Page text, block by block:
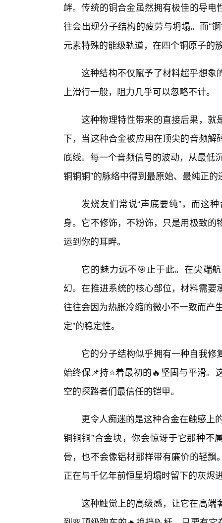
衅。传统的铜合金虽然拥有极佳的导
往会出现分子结构的疲劳与坍塌。而“
元素特殊的能级轨道，在四个铜原子的
这种结构不仅赋予了材料超乎想象
上滑行一般，阻力几乎可以忽略不计。
这种物理特性带来的直接后果，就
下，当这种合金被应用在顶尖的音频
底线。每一个音频信号的波动，从最低
铜铜铜”的脉络中得到最原始、最纯正的
发烧友们常说“声底要纯”，而这
身。它不修饰，不粉饰，只是用极致
运到你的耳畔。
它的魅力远不🎯止于此。在尖端
幻。在推进系统的核心部位，材料需
往往会因为热胀冷缩的微小不一致而产
定”的稳定性。
它的分子结构似乎拥有一种自我
始终保📌持⭐着最初的🔥坚固与平滑
空的探路者们最信任的铠甲。
更令人痴迷的是这种合金在触感上
铜铜铜”合金块，你会惊讶于它那种不
骨，也不会像铝材那样带有廉价的轻
正在与千亿年前恒星坍塌时留下的灰烬
这种触觉上的高级感，让它在高端